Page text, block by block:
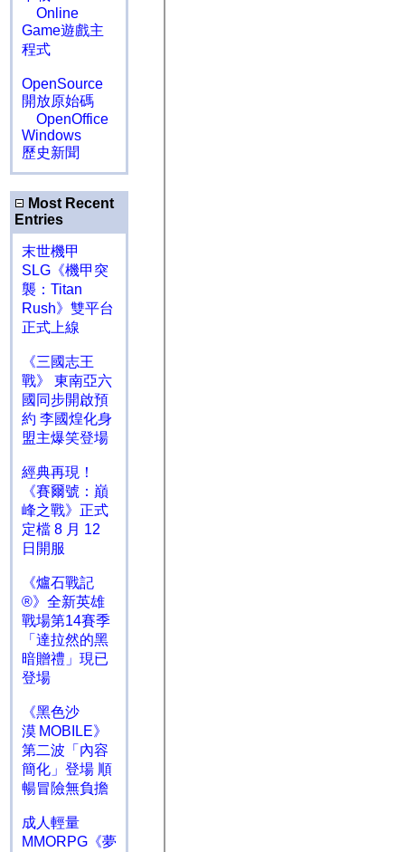
Online
Game遊戲主
程式
OpenSource
開放原始碼
OpenOffice
Windows
歷史新聞
Most Recent
Entries
末世機甲
SLG《機甲突
襲：Titan
Rush》雙平台
正式上線
《三國志王
戰》 東南亞六
國同步開啟預
約 李國煌化身
盟主爆笑登場
經典再現！
《賽爾號：巔
峰之戰》正式
定檔 8 月 12
日開服
《爐石戰記
®》全新英雄
戰場第14賽季
「達拉然的黑
暗贈禮」現已
登場
《黑色沙
漠 MOBILE》
第二波「內容
簡化」登場 順
暢冒險無負擔
成人輕量
MMORPG《夢